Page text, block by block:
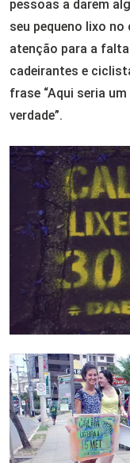
pessoas a darem
seu pequeno lixo no
atenção para a
cadeirantes e
frase “Aqui seria
verdade”.